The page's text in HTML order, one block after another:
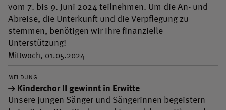
vom 7. bis 9. Juni 2024 teilnehmen. Um die An- und
Abreise, die Unterkunft und die Verpflegung zu
stemmen, benötigen wir Ihre finanzielle
Unterstützung!
Mittwoch, 01.05.2024
MELDUNG
Kinderchor II gewinnt in Erwitte
Unsere jungen Sänger und Sängerinnen begeistern